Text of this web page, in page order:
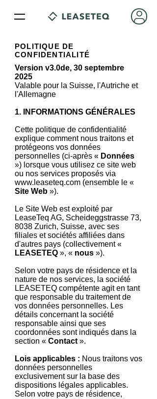
POLITIQUE DE
CONFIDENTIALITÉ
Version v3.0de, 30 septembre
2025
Valable pour la Suisse, l'Autriche et
l'Allemagne
1. INFORMATIONS GÉNÉRALES
Cette politique de confidentialité
explique comment nous traitons et
protégeons vos données
personnelles (ci-après « Données
») lorsque vous utilisez ce site web
ou nos services proposés via
www.leaseteq.com (ensemble le «
Site Web »).
Le Site Web est exploité par
LeaseTeq AG, Scheideggstrasse 73,
8038 Zurich, Suisse, avec ses
filiales et sociétés affiliées dans
d'autres pays (collectivement «
LEASETEQ », « nous »).
Selon votre pays de résidence et la
nature de nos services, la société
LEASETEQ compétente agit en tant
que responsable du traitement de
vos données personnelles. Les
détails concernant la société
responsable ainsi que ses
coordonnées sont indiqués dans la
section « Contact ».
Lois applicables : Nous traitons vos
données personnelles
exclusivement sur la base des
dispositions légales applicables.
Selon votre pays de résidence,